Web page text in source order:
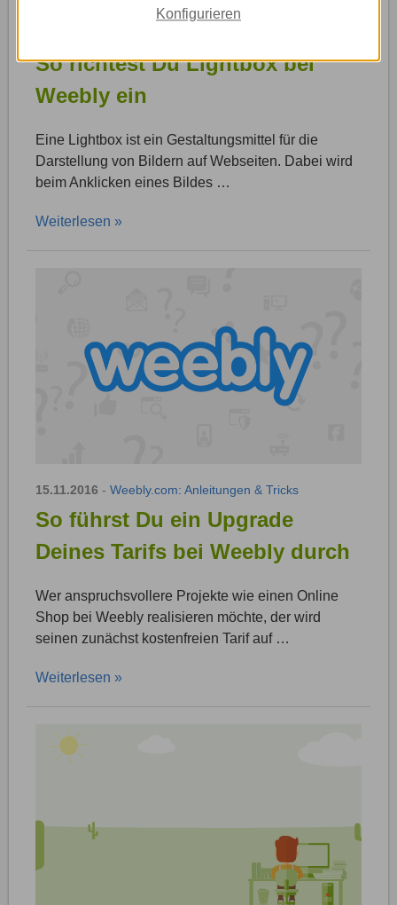
Konfigurieren
So richtest Du Lightbox bei
Weebly ein
Eine Lightbox ist ein Gestaltungsmittel für die
Darstellung von Bildern auf Webseiten. Dabei wird
beim Anklicken eines Bildes …
Weiterlesen »
15.11.2016 - Weebly.com: Anleitungen & Tricks
So führst Du ein Upgrade
Deines Tarifs bei Weebly durch
Wer anspruchsvollere Projekte wie einen Online
Shop bei Weebly realisieren möchte, der wird
seinen zunächst kostenfreien Tarif auf …
Weiterlesen »